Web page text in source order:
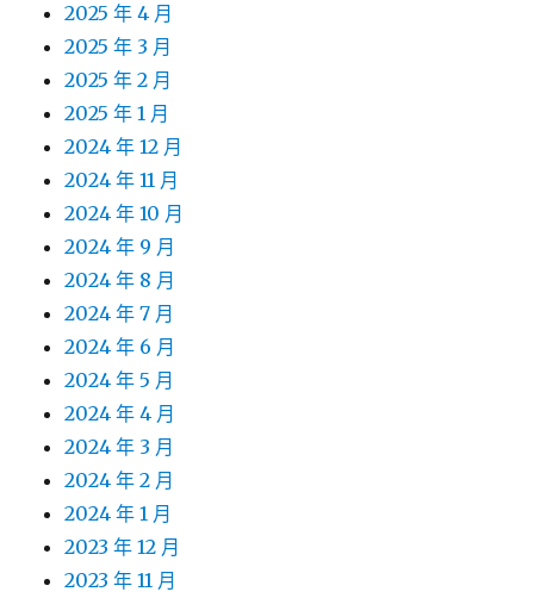
2025 年 4 月
2025 年 3 月
2025 年 2 月
2025 年 1 月
2024 年 12 月
2024 年 11 月
2024 年 10 月
2024 年 9 月
2024 年 8 月
2024 年 7 月
2024 年 6 月
2024 年 5 月
2024 年 4 月
2024 年 3 月
2024 年 2 月
2024 年 1 月
2023 年 12 月
2023 年 11 月